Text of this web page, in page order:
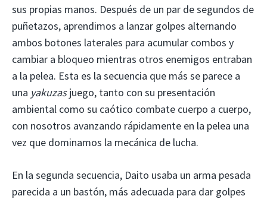
sus propias manos. Después de un par de segundos de
puñetazos, aprendimos a lanzar golpes alternando
ambos botones laterales para acumular combos y
cambiar a bloqueo mientras otros enemigos entraban
a la pelea. Esta es la secuencia que más se parece a
una yakuzasjuego, tanto con su presentación
ambiental como su caótico combate cuerpo a cuerpo,
con nosotros avanzando rápidamente en la pelea una
vez que dominamos la mecánica de lucha.
En la segunda secuencia, Daito usaba un arma pesada
parecida a un bastón, más adecuada para dar golpes